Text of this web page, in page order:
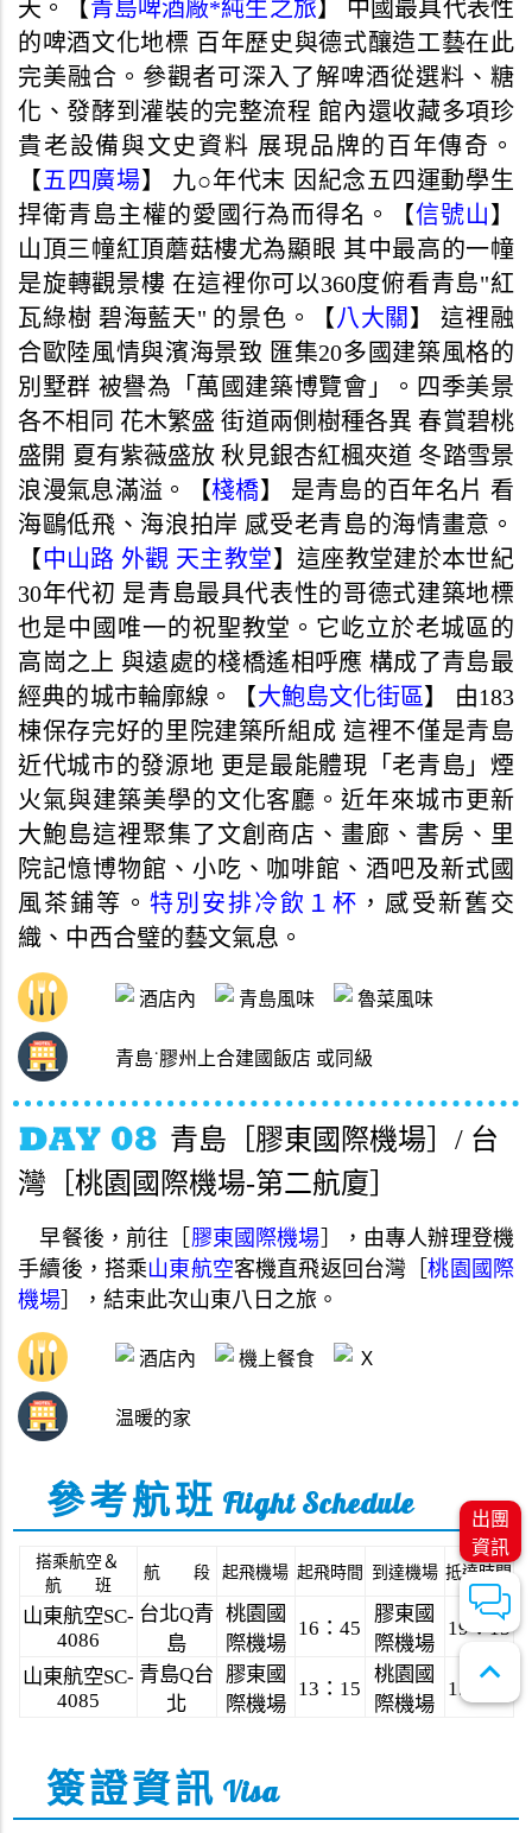
出團
資訊
expand_less
天。【 青島啤酒廠*純生之旅】 中國最具代表性
的啤酒文化地標 百年歷史與德式釀造工藝在此
完美融合。參觀者可深入了解啤酒從選料、糖
化、發酵到灌裝的完整流程 館內還收藏多項珍
貴老設備與文史資料 展現品牌的百年傳奇。
【 五四廣場】 九○年代末 因紀念五四運動學生
捍衛青島主權的愛國行為而得名。【信號山 】
山頂三幢紅頂蘑菇樓尤為顯眼 其中最高的一幢
是旋轉觀景樓 在這裡你可以360度俯看青島"紅
瓦綠樹 碧海藍天" 的景色。【 八大關 】 這裡融
合歐陸風情與濱海景致 匯集20多國建築風格的
別墅群 被譽為「萬國建築博覽會」。四季美景
各不相同 花木繁盛 街道兩側樹種各異 春賞碧桃
盛開 夏有紫薇盛放 秋見銀杏紅楓夾道 冬踏雪景
浪漫氣息滿溢。【棧橋】 是青島的百年名片 看
海鷗低飛、海浪拍岸 感受老青島的海情畫意。
【 中山路 外觀 天主教堂】這座教堂建於本世紀
30年代初 是青島最具代表性的哥德式建築地標
也是中國唯一的祝聖教堂。它屹立於老城區的
高崗之上 與遠處的棧橋遙相呼應 構成了青島最
經典的城市輪廓線。【大鮑島文化街區 】 由183
棟保存完好的里院建築所組成 這裡不僅是青島
近代城市的發源地 更是最能體現「老青島」煙
火氣與建築美學的文化客廳。近年來城市更新
大鮑島這裡聚集了文創商店、畫廊、書房、里
院記憶博物館、小吃、咖啡館、酒吧及新式國
風茶鋪等。 特別安排冷飲１杯 ，感受新舊交
織、中西合璧的藝文氣息。
酒店內 青島風味 魯菜風味
青島˙膠州上合建國飯店 或同級
青島［膠東國際機場］/ 台
灣［桃園國際機場-第二航廈］
早餐後 ， 前往 膠東國際機場 ］， 由專人辦理登機
手續後 ， 搭乘山東航空客機直飛返回台灣 ［桃園國際
機場 ］，結束此次山東八日之旅 。
酒店內 機上餐食 Ｘ
温暖的家
參考航班 Flight Schedule
搭乘航空＆
航 班
航 段 起飛機場 起飛時間 到達機場 抵達時間
山東航空SC-
4086
台北Q青
島
桃園國
際機場
16 ： 45
膠東國
際機場
19：15
山東航空SC-
4085
青島Q台
北
膠東國
際機場
13 ： 15
桃園國
際機場
15
簽證資訊 Visa